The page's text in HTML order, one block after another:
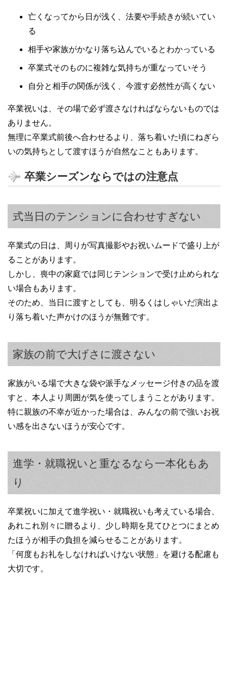
亡くなってから日が浅く、法要や手続きが続いてい
る
相手や家族がかなり落ち込んでいるとわかっている
卒業式そのものに複雑な気持ちが重なっていそう
自分と相手の関係が浅く、今渡す必然性が高くない
卒業祝いは、その場で必ず渡さなければならないものでは
ありません。
無理に卒業式前後へ合わせるより、落ち着いた頃にねぎら
いの気持ちとして渡すほうが自然なこともあります。
卒業シーズンならではの注意点
式当日のテンションに合わせすぎない
卒業式の日は、周りが写真撮影やお祝いムードで盛り上が
ることがあります。
しかし、喪中の家庭では同じテンションで受け止められな
い場合もあります。
そのため、当日に渡すとしても、明るくはしゃいだ演出よ
り落ち着いた声かけのほうが無難です。
家族の前で大げさに渡さない
家族がいる場で大きな袋や派手なメッセージ付きの品を渡
すと、本人より周囲が気を使ってしまうことがあります。
特に親族の不幸が近かった場合は、みんなの前で強いお祝
い感を出さないほうが安心です。
進学・就職祝いと重なるなら一本化もあ
り
卒業祝いに加えて進学祝い・就職祝いも考えている場合、
あれこれ別々に贈るより、少し時期を見てひとつにまとめ
たほうが相手の負担を減らせることがあります。
「何度もお礼をしなければいけない状態」を避ける配慮も
大切です。